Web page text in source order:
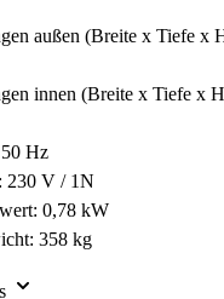
außen (Breite x Tiefe x
innen (Breite x Tiefe x
Hz
230 V / 1N
0,78 kW
358 kg